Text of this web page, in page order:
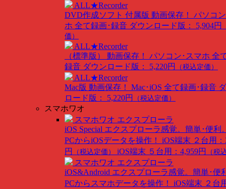
ALL★Recorder
DVD作成ソフト 付属版 動画保存！ パソコ
ホ 全て録画･録音 ダウンロード版： 5,904円
価）
ALL★Recorder
（標準版） 動画保存！ パソコン･スマホ 全
録音 ダウンロード版： 5,220円 （税込定価）
ALL★Recorder
Mac版 動画保存！ Mac･iOS 全て録画･録音
ロード版： 5,220円
（税込定価）
スマホワオ
スマホワオ エクスプローラ
iOS Special エクスプローラ感覚。簡単･便利
PCからiOSデータを操作！ iOS端末 ２台用：
円
（税込定価） iOS端末 ５台用：4,959円 （税
スマホワオ エクスプローラ
iOS&Android エクスプローラ感覚。簡単･便
PCからスマホデータを操作！ iOS端末 ２台